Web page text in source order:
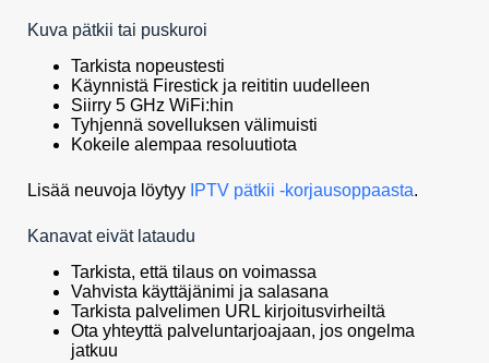
Kuva pätkii tai puskuroi
Tarkista nopeustesti
Käynnistä Firestick ja reititin uudelleen
Siirry 5 GHz WiFi:hin
Tyhjennä sovelluksen välimuisti
Kokeile alempaa resoluutiota
Lisää neuvoja löytyy IPTV pätkii -korjausoppaasta.
Kanavat eivät lataudu
Tarkista, että tilaus on voimassa
Vahvista käyttäjänimi ja salasana
Tarkista palvelimen URL kirjoitusvirheiltä
Ota yhteyttä palveluntarjoajaan, jos ongelma
jatkuu